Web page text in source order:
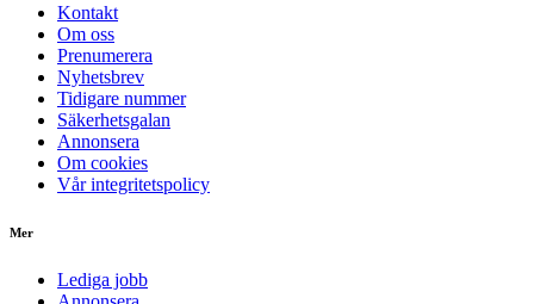
Kontakt
Om oss
Prenumerera
Nyhetsbrev
Tidigare nummer
Säkerhetsgalan
Annonsera
Om cookies
Vår integritetspolicy
Mer
Lediga jobb